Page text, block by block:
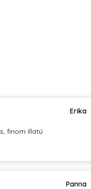
Erika
finom illatú
Panna